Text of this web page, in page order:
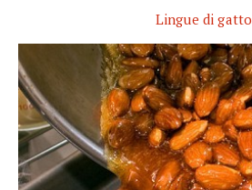
Lingue di gatto